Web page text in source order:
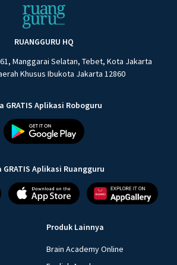
RUANGGURU HQ
Manggarai Selatan, Tebet, Kota Jakarta
Khusus Ibukota Jakarta 12860
GRATIS Aplikasi Roboguru
GRATIS Aplikasi Ruangguru
Produk Lainnya
Brain Academy Online